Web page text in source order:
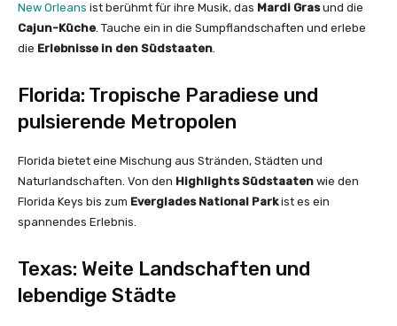
New Orleans ist berühmt für ihre Musik, das Mardi Grasund die
Cajun-Küche . Tauche ein in die Sumpflandschaften und erlebe
die Erlebnisse in den Südstaaten
Florida: Tropische Paradiese und
pulsierende Metropolen
Florida bietet eine Mischung aus Stränden, Städten und
Naturlandschaften. Von den Highlights Südstaaten wie den
Florida Keys bis zum Everglades National Parkist es ein
spannendes Erlebnis.
Texas: Weite Landschaften und
lebendige Städte